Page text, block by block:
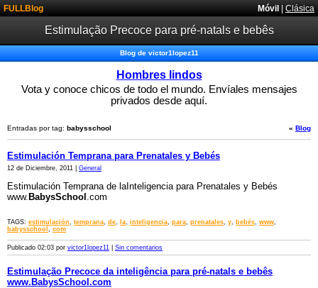
Móvil | Clásica
FULLBlog
Estimulação Precoce para pré-natals e bebês
Blog de victor1lopez11
Hombres lindos
Vota y conoce chicos de todo el mundo. Envíales mensajes
privados desde aquí.
« Blog
Entradas por tag: babysschool
Estimulación Temprana para Prenatales y Bebés
12 de Diciembre, 2011 | General
Estimulación Temprana de laInteligencia para Prenatales y Bebés
www. BabysSchool .com
TAGS: estimulación temprana de la inteligencia para prenatales y bebés www
babysschool
com
Publicado 02:03 por victor1lopez11 Sin comentarios
Estimulação Precoce da inteligência para pré-natals e bebês
www.BabysSchool.com